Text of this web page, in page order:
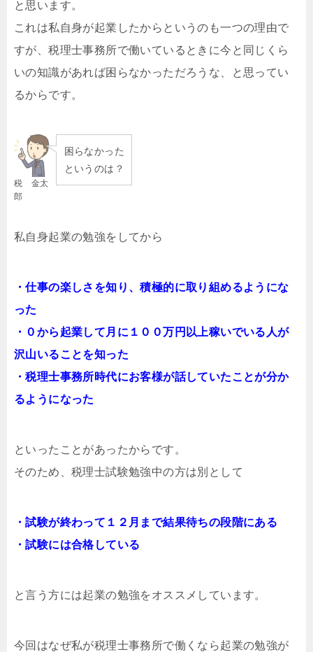
と思います。
これは私自身が起業したからというのも一つの理由で
すが、税理士事務所で働いているときに今と同じくら
いの知識があれば困らなかっただろうな、と思ってい
るからです。
税 金太
郎
困らなかった
というのは？
私自身起業の勉強をしてから
・仕事の楽しさを知り、積極的に取り組めるようにな
った
・０から起業して月に１００万円以上稼いでいる人が
沢山いることを知った
・税理士事務所時代にお客様が話していたことが分か
るようになった
といったことがあったからです。
そのため、税理士試験勉強中の方は別として
・試験が終わって１２月まで結果待ちの段階にある
・試験には合格している
と言う方には起業の勉強をオススメしています。
今回はなぜ私が税理士事務所で働くなら起業の勉強が